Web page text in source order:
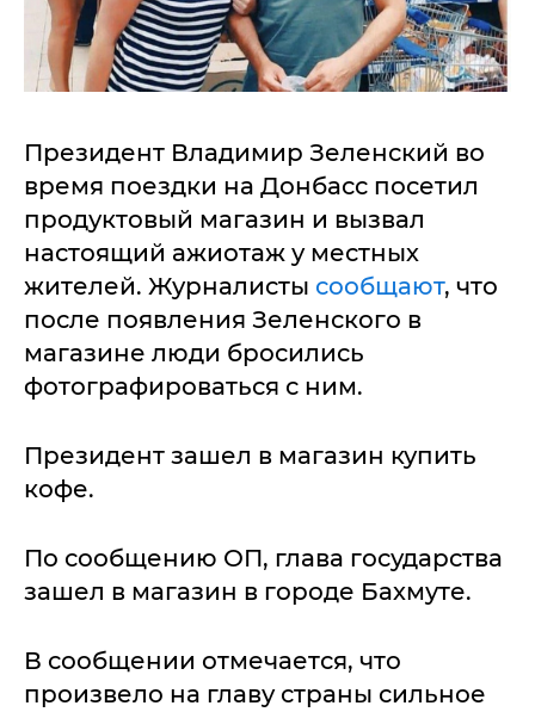
Президент Владимир Зеленский во
время поездки на Донбасс посетил
продуктовый магазин и вызвал
настоящий ажиотаж у местных
жителей. Журналисты сообщают, что
после появления Зеленского в
магазине люди бросились
фотографироваться с ним.
Президент зашел в магазин купить
кофе.
По сообщению ОП, глава государства
зашел в магазин в городе Бахмуте.
В сообщении отмечается, что
произвело на главу страны сильное